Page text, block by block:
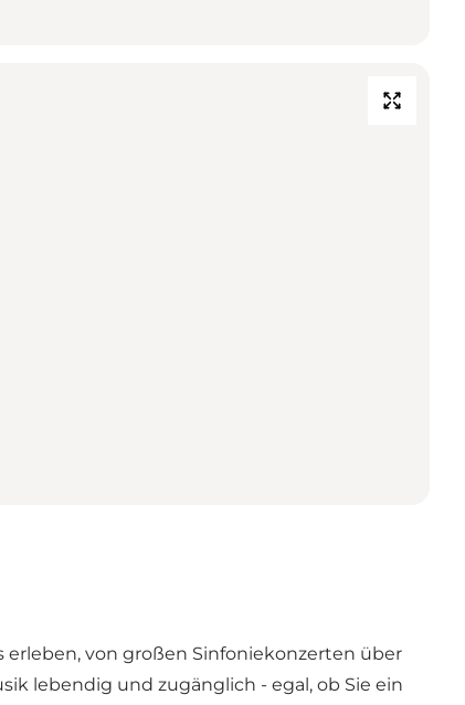
erleben, von großen Sinfoniekonzerten über
lebendig und zugänglich - egal, ob Sie ein